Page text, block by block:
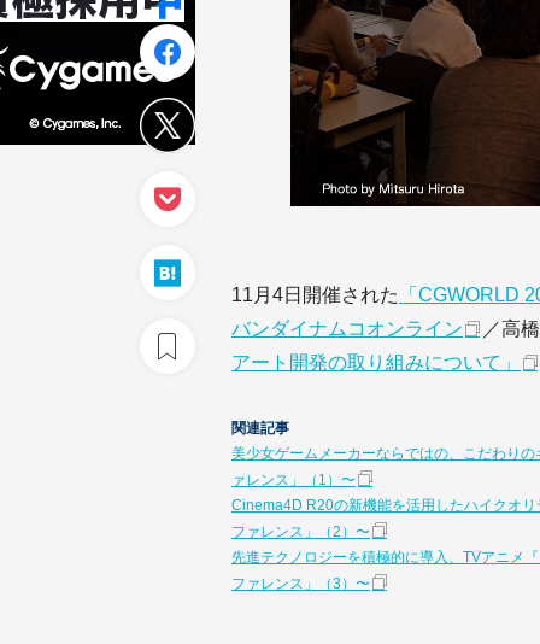
11月4日開催された
「CGWORLD
バンダイナムコオンライン
／高
アート開発の取り組みについて」
関連記事
美少女ゲームメーカーならではの、こだわり
ァレンス」（1）〜
Cinema4D R20の新機能を活用したハイクオ
ファレンス」（2）〜
先進テクノロジーを積極的に導入、TVアニメ
ファレンス」（3）〜